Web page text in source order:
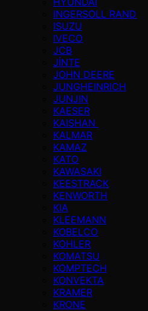
INGERSOLL RAND
ISUZU
IVECO
JCB
JİNTE
JOHN DEERE
JUNGHEINRICH
JUNJIN
KAESER
KAISHAN
KALMAR
KAMAZ
KATO
KAWASAKI
KEESTRACK
KENWORTH
KIA
KLEEMANN
KOBELCO
KOHLER
KOMATSU
KOMPTECH
KONVEKTA
KRAMER
KRONE